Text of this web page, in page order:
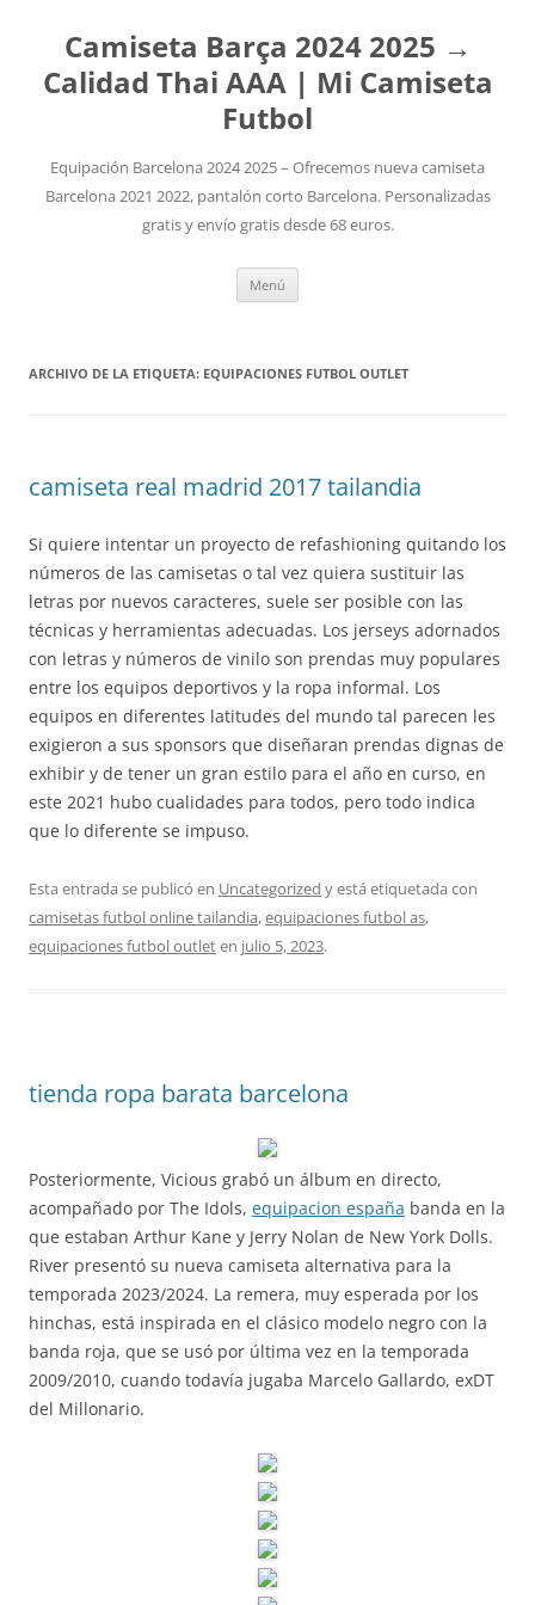
Camiseta Barça 2024 2025 →
Calidad Thai AAA | Mi Camiseta
Futbol
Equipación Barcelona 2024 2025 – Ofrecemos nueva camiseta
Barcelona 2021 2022, pantalón corto Barcelona. Personalizadas
gratis y envío gratis desde 68 euros.
Menú
ARCHIVO DE LA ETIQUETA: EQUIPACIONES FUTBOL OUTLET
camiseta real madrid 2017 tailandia
Si quiere intentar un proyecto de refashioning quitando los
números de las camisetas o tal vez quiera sustituir las
letras por nuevos caracteres, suele ser posible con las
técnicas y herramientas adecuadas. Los jerseys adornados
con letras y números de vinilo son prendas muy populares
entre los equipos deportivos y la ropa informal. Los
equipos en diferentes latitudes del mundo tal parecen les
exigieron a sus sponsors que diseñaran prendas dignas de
exhibir y de tener un gran estilo para el año en curso, en
este 2021 hubo cualidades para todos, pero todo indica
que lo diferente se impuso.
Esta entrada se publicó en Uncategorized y está etiquetada con
camisetas futbol online tailandia,equipaciones futbol as,
equipaciones futbol outleten julio 5, 2023.
tienda ropa barata barcelona
Posteriormente, Vicious grabó un álbum en directo,
acompañado por The Idols, equipacion españa banda en la
que estaban Arthur Kane y Jerry Nolan de New York Dolls.
River presentó su nueva camiseta alternativa para la
temporada 2023/2024. La remera, muy esperada por los
hinchas, está inspirada en el clásico modelo negro con la
banda roja, que se usó por última vez en la temporada
2009/2010, cuando todavía jugaba Marcelo Gallardo, exDT
del Millonario.